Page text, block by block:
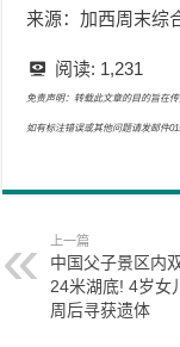
来源：加西周末综
阅读: 1,231
免责声明：转载此文章的目的旨在
如有标注错误或其他问题请发邮件
上一篇
中国父子景区内
24米湖底! 4岁女
周后寻获遗体